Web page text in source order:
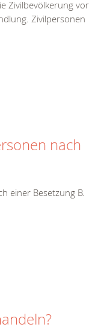
Zivilbevölkerung vor
Zivilpersonen
nach
einer Besetzung B.